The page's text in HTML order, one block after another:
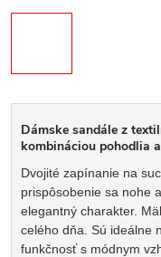
Dámske sandále z
kombináciou pohodlia
Dvojité zapínanie na
prispôsobenie sa nohe
elegantný charakter.
celého dňa. Sú ideálne
funkčnosť s módnym